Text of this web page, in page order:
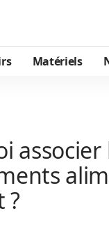
Matériels
associer
?